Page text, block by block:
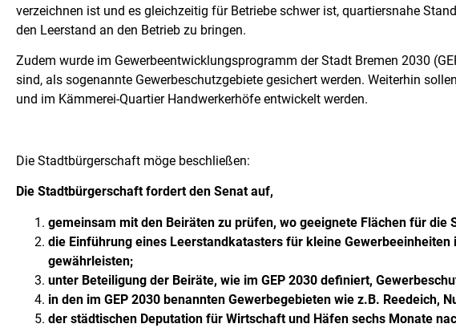
verzeichnen ist und es gleichzeitig für Betriebe schwer ist, quartiersnahe
den Leerstand an den Betrieb zu bringen.
Zudem wurde im Gewerbeentwicklungsprogramm der Stadt Bremen 2030
sind, als sogenannte Gewerbeschutzgebiete gesichert werden. Weiterhin
und im Kämmerei-Quartier Handwerkerhöfe entwickelt werden.
Die Stadtbürgerschaft möge beschließen:
Die Stadtbürgerschaft fordert den Senat auf,
gemeinsam mit den Beiräten zu prüfen, wo geeignete Flächen für
die Einführung eines Leerstandkatasters für kleine
gewährleisten;
unter Beteiligung der Beiräte, wie im GEP 2030 definiert,
in den im GEP 2030 benannten Gewerbegebieten wie z.B.
der städtischen Deputation für Wirtschaft und Häfen sechs Monate